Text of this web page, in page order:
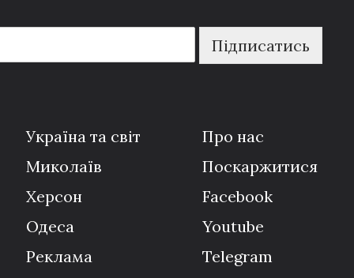
Підписатись
Україна та світ
Миколаїв
Херсон
Одеса
Реклама
Про нас
Поскаржитися
Facebook
Youtube
Telegram